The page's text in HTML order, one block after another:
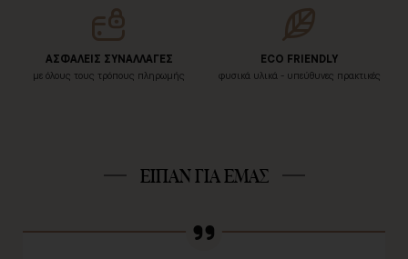
ΑΣΦΑΛΕΙΣ ΣΥΝΑΛΛΑΓΕΣ
με όλους τους τρόπους πληρωμής
ECO FRIENDLY
φυσικά υλικά - υπεύθυνες πρακτικές
ΕΙΠΑΝ ΓΙΑ ΕΜΑΣ